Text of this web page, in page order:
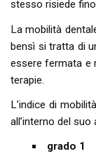
stesso risiede
La mobilità
bensì si tratta di
essere fermata e
terapie.
L’indice di
all’interno del suo
grado 1